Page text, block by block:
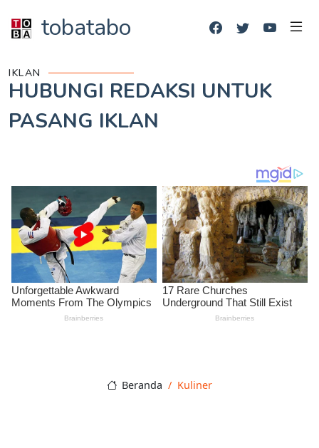
tobatabo
IKLAN
HUBUNGI REDAKSI UNTUK
PASANG IKLAN
Beranda Kuliner